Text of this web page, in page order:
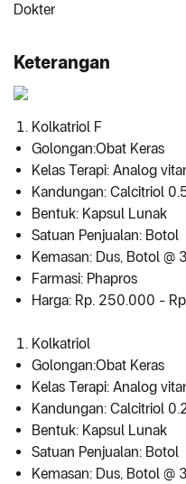
Dokter
Keterangan
Kolkatriol F
Golongan:Obat Keras
Kelas Terapi: Analog
Kandungan: Calcitriol
Bentuk: Kapsul Lunak
Satuan Penjualan: Botol
Kemasan: Dus, Botol @
Farmasi: Phapros
Harga: Rp. 250.000 -
Kolkatriol
Golongan:Obat Keras
Kelas Terapi: Analog
Kandungan: Calcitriol
Bentuk: Kapsul Lunak
Satuan Penjualan: Botol
Kemasan: Dus, Botol @